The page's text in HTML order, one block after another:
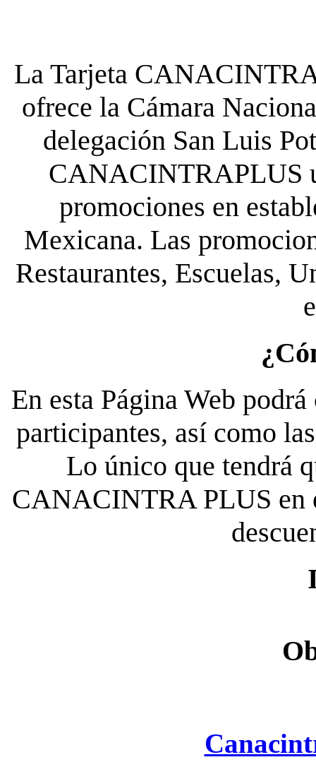
La Tarjeta
ofrece la Cámara
delegación San Luis
CANACINTRAPLUS
promociones en
Mexicana. Las
Restaurantes, Escuelas,
En esta Página Web
participantes, así como
Lo único que tendrá
CANACINTRA PLUS en